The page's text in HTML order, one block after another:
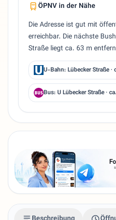
ÖPNV in der Nähe
Die Adresse ist gut mit
erreichbar. Die nächste
Straße liegt ca. 63 m
U-Bahn: Lübecker Straße ·
Bus: U Lübecker Straße ·